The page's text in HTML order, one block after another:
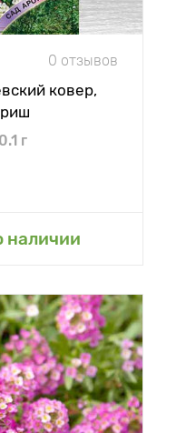
0 отзывов
ковер,
0.1 г
наличии